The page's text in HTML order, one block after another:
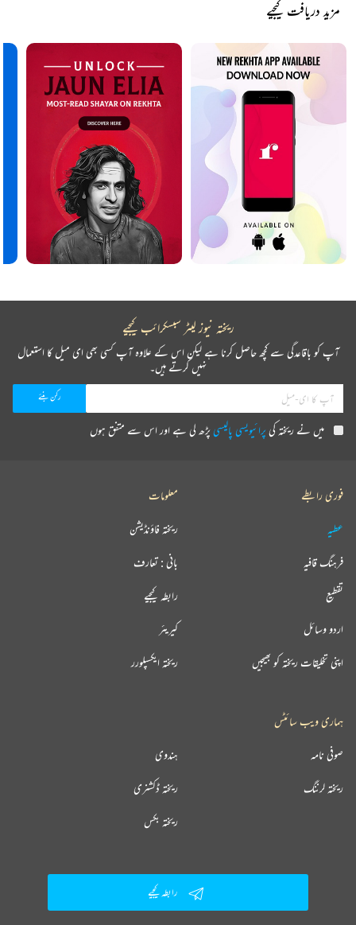
مزید دریافت کیجیے
ریختہ نیوز لیٹر سبسکرائب کیجیے
آپ کو باقاعدگی سے کچھ حاصل کرنا ہے لیکن اس کے علاوہ آپ کسی بھی ای میل کا استعمال
نہیں کرتے ہیں۔
میں نے ریختہ کیپرائیویسی پالیسیپڑھ لی ہے اور اس سے متفق ہوں
فوری رابطے
عطیہ
فرہنگ قافیہ
تقطیع
اردو وسائل
اپنی تخلیقات ریختہ کو بھیجیں
معلومات
ریختہ فاؤنڈیشن
بانی : تعارف
رابطہ کیجیے
کیریئر
ریختہ ایکسپلورر
ہماری ویب سائٹس
ہندوی صوفی نامہ
ریختہ ڈکشنری ریختہ لرننگ
ریختہ بکس
رابطہ کیجیے